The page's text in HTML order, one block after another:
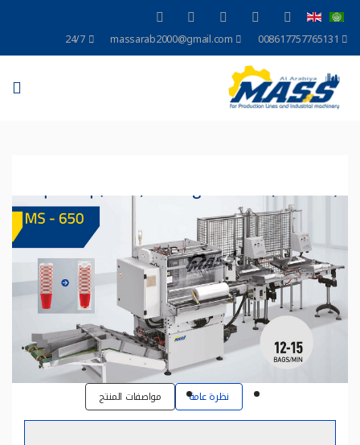
008617757765131
massarab2000@gmail.com
24/7
نظرة عامة مواصفات المنتج